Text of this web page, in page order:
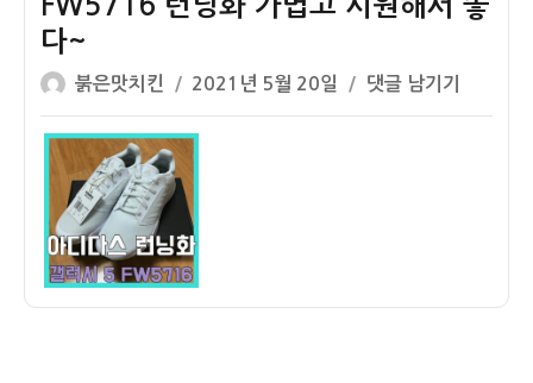
FW5716 런닝화 가볍고 시원해서 좋
다~
글
쓴
이
붉은맛치킨
작
성
일
2021년 5월 20일
[솔
직
댓글 남기기